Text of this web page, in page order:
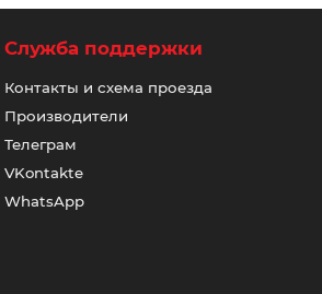
Служба поддержки
Контакты и схема проезда
Производители
Телеграм
VKontakte
WhatsApp